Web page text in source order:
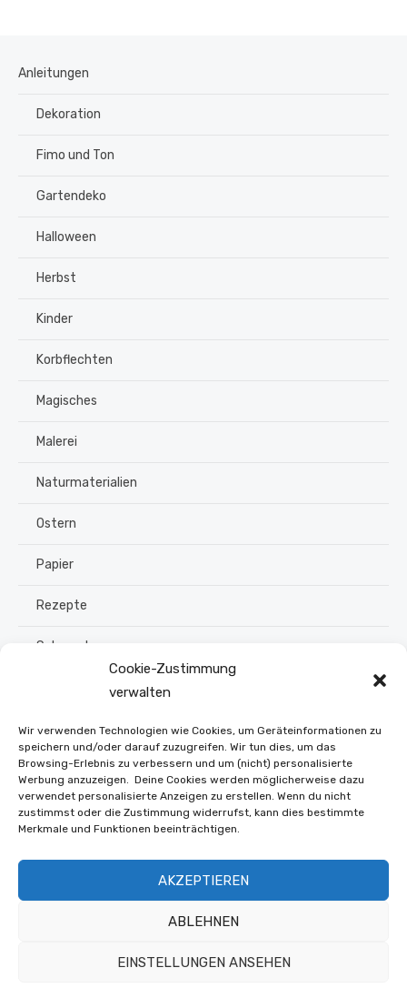
Cookie-Zustimmung
verwalten
Wir verwenden Technologien wie Cookies, um Geräteinformationen zu
speichern und/oder darauf zuzugreifen. Wir tun dies, um das
Browsing-Erlebnis zu verbessern und um (nicht) personalisierte
Werbung anzuzeigen. Deine Cookies werden möglicherweise dazu
verwendet personalisierte Anzeigen zu erstellen. Wenn du nicht
zustimmst oder die Zustimmung widerrufst, kann dies bestimmte
Merkmale und Funktionen beeinträchtigen.
AKZEPTIEREN
ABLEHNEN
EINSTELLUNGEN ANSEHEN
der
Anleitungen
Dekoration
Fimo und Ton
Gartendeko
Halloween
Herbst
Kinder
Korbflechten
Magisches
Malerei
Naturmaterialien
Ostern
Papier
Rezepte
Schmuck
Upcycling
Stroh flechten
Weihnachten
© 2026 Buntwerkstatt.at
Datenschutz und Offenlegung